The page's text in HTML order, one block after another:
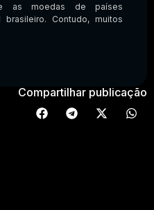
as moedas de países
Contudo, muitos
Compartilhar publicação